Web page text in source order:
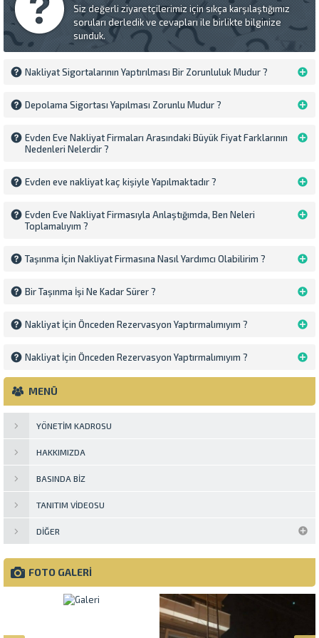
Siz değerli ziyaretçilerimiz için sıkça karşılaştığımız
soruları derledik ve cevapları ile birlikte bilginize
sunduk.
Nakliyat Sigortalarının Yaptırılması Bir Zorunluluk Mudur ?
Depolama Sigortası Yapılması Zorunlu Mudur ?
Evden Eve Nakliyat Firmaları Arasındaki Büyük Fiyat Farklarının
Nedenleri Nelerdir ?
Evden eve nakliyat kaç kişiyle Yapılmaktadır ?
Evden Eve Nakliyat Firmasıyla Anlaştığımda, Ben Neleri
Toplamalıyım ?
Taşınma İçin Nakliyat Firmasına Nasıl Yardımcı Olabilirim ?
Bir Taşınma İşi Ne Kadar Sürer ?
Nakliyat İçin Önceden Rezervasyon Yaptırmalımıyım ?
Nakliyat İçin Önceden Rezervasyon Yaptırmalımıyım ?
MENÜ
YÖNETIM KADROSU
HAKKIMIZDA
BASINDA BIZ
TANITIM VIDEOSU
DIĞER
FOTO GALERİ